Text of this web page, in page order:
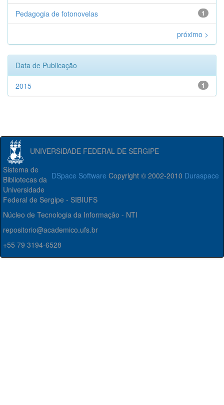
1
Pedagogia de fotonovelas
próximo >
Data de Publicação
1
2015
UNIVERSIDADE FEDERAL DE SERGIPE
DSpace Software Copyright © 2002-2010 Duraspace
Sistema de
Bibliotecas da
Universidade
Federal de Sergipe - SIBIUFS
Núcleo de Tecnologia da Informação - NTI
repositorio@academico.ufs.br
+55 79 3194-6528